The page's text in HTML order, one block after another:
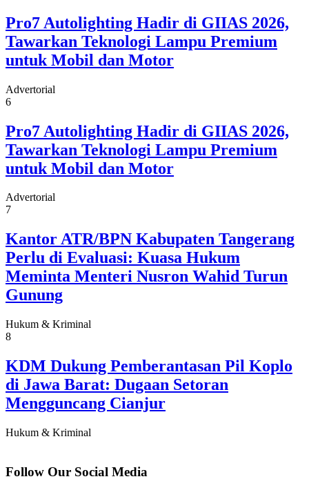
Pro7 Autolighting Hadir di GIIAS 2026,
Tawarkan Teknologi Lampu Premium
untuk Mobil dan Motor
Advertorial
6
Pro7 Autolighting Hadir di GIIAS 2026,
Tawarkan Teknologi Lampu Premium
untuk Mobil dan Motor
Advertorial
7
Kantor ATR/BPN Kabupaten Tangerang
Perlu di Evaluasi: Kuasa Hukum
Meminta Menteri Nusron Wahid Turun
Gunung
Hukum & Kriminal
8
KDM Dukung Pemberantasan Pil Koplo
di Jawa Barat: Dugaan Setoran
Mengguncang Cianjur
Hukum & Kriminal
Follow Our Social Media